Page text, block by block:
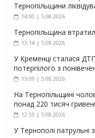
Тернопільщини
14:00 | 5.08.2026
Тернопільщина
13:14 | 5.08.2026
У Кременці сталася
потерпілого з
13:09 | 5.08.2026
На Тернопільщині
понад 220 тисяч
12:33 | 5.08.2026
У Тернополі патрульні